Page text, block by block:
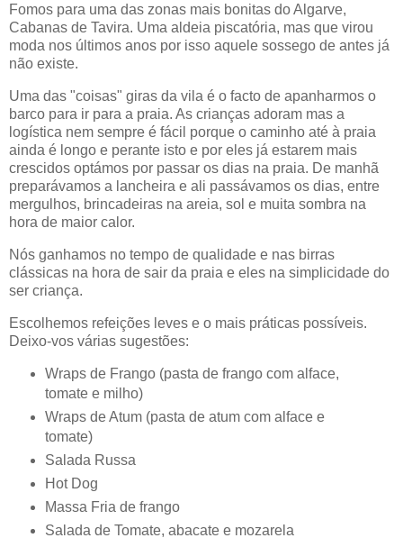
Fomos para uma das zonas mais bonitas do Algarve,
Cabanas de Tavira. Uma aldeia piscatória, mas que virou
moda nos últimos anos por isso aquele sossego de antes já
não existe.
Uma das "coisas" giras da vila é o facto de apanharmos o
barco para ir para a praia. As crianças adoram mas a
logística nem sempre é fácil porque o caminho até à praia
ainda é longo e perante isto e por eles já estarem mais
crescidos optámos por passar os dias na praia. De manhã
preparávamos a lancheira e ali passávamos os dias, entre
mergulhos, brincadeiras na areia, sol e muita sombra na
hora de maior calor.
Nós ganhamos no tempo de qualidade e nas birras
clássicas na hora de sair da praia e eles na simplicidade do
ser criança.
Escolhemos refeições leves e o mais práticas possíveis.
Deixo-vos várias sugestões:
Wraps de Frango (pasta de frango com alface,
tomate e milho)
Wraps de Atum (pasta de atum com alface e
tomate)
Salada Russa
Hot Dog
Massa Fria de frango
Salada de Tomate, abacate e mozarela